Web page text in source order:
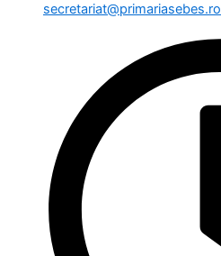
secretariat@primariasebes.ro